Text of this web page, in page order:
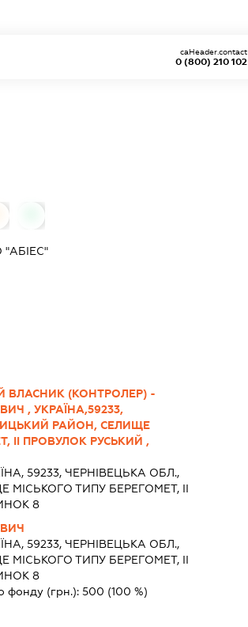
0 (800) 210 102
caHeader.contact
ВЛАСНИК (КОНТРОЛЕР) -
, УКРАЇНА,59233,
РАЙОН, СЕЛИЩЕ
ІІ ПРОВУЛОК РУСЬКИЙ ,
59233, ЧЕРНІВЕЦЬКА ОБЛ.,
ТИПУ БЕРЕГОМЕТ, ІІ
8
59233, ЧЕРНІВЕЦЬКА ОБЛ.,
ТИПУ БЕРЕГОМЕТ, ІІ
8
фонду (грн.): 500 (100 %)